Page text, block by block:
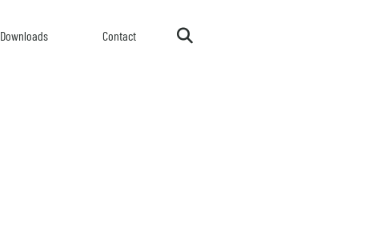
Downloads Contact